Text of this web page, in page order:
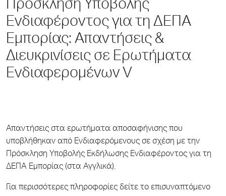
Πρόσκληση Υποβολής
Ενδιαφέροντος για τη ΔΕΠΑ
Εμπορίας: Απαντήσεις &
Διευκρινίσεις σε Ερωτήματα
Ενδιαφερομένων V
Απαντήσεις στα ερωτήματα αποσαφήνισης που
υποβλήθηκαν από Ενδιαφερόμενους σε σχέση με την
Πρόσκληση Υποβολής Εκδήλωσης Ενδιαφέροντος για τη
ΔΕΠΑ Εμπορίας (στα Αγγλικά).
Για περισσότερες πληροφορίες δείτε το επισυναπτόμενο